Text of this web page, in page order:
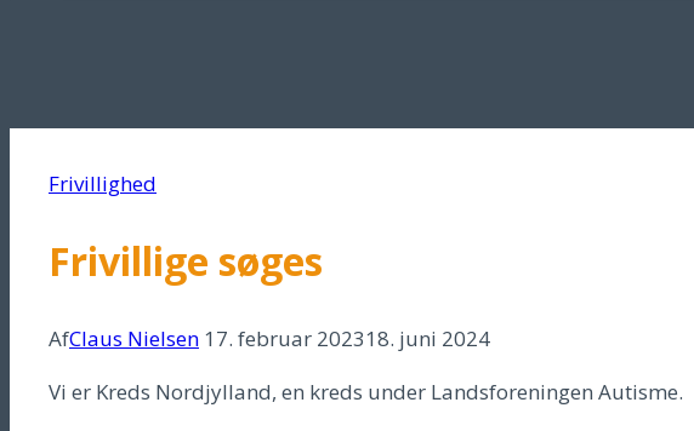
Frivillighed
Frivillige søges
AfClaus Nielsen 17. februar 202318. juni 2024
Vi er Kreds Nordjylland, en kreds under Landsforeningen Autisme.